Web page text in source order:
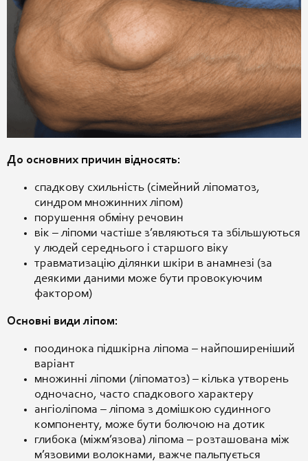
До основних причин відносять:
спадкову схильність (сімейний ліпоматоз,
синдром множинних ліпом)
порушення обміну речовин
вік – ліпоми частіше з’являються та збільшуються
у людей середнього і старшого віку
травматизацію ділянки шкіри в анамнезі (за
деякими даними може бути провокуючим
фактором)
Основні види ліпом:
поодинока підшкірна ліпома – найпоширеніший
варіант
множинні ліпоми (ліпоматоз) – кілька утворень
одночасно, часто спадкового характеру
ангіоліпома – ліпома з домішкою судинного
компоненту, може бути болючою на дотик
глибока (міжм’язова) ліпома – розташована між
м’язовими волокнами, важче пальпується